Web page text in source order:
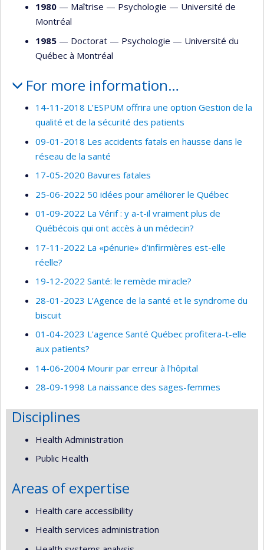
1980 — Maîtrise — Psychologie — Université de
Montréal
1985 — Doctorat — Psychologie — Université du
Québec à Montréal
For more information…
14-11-2018 L’ESPUM offrira une option Gestion de la
qualité et de la sécurité des patients
09-01-2018 Les accidents fatals en hausse dans le
réseau de la santé
17-05-2020 Bavures fatales
25-06-2022 50 idées pour améliorer le Québec
01-09-2022 La Vérif : y a-t-il vraiment plus de
Québécois qui ont accès à un médecin?
17-11-2022 La «pénurie» d’infirmières est-elle
réelle?
19-12-2022 Santé: le remède miracle?
28-01-2023 L’Agence de la santé et le syndrome du
biscuit
01-04-2023 L'agence Santé Québec profitera-t-elle
aux patients?
14-06-2004 Mourir par erreur à l'hôpital
28-09-1998 La naissance des sages-femmes
Disciplines
Health Administration
Public Health
Areas of expertise
Health care accessibility
Health services administration